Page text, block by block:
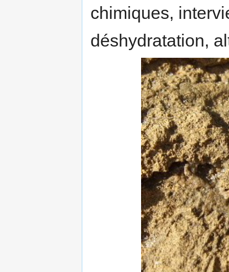
chimiques,
déshydratation,